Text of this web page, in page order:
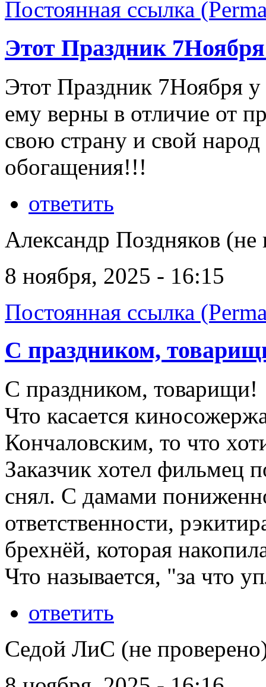
Постоянная ссылка
Этот Праздник
Этот Праздник 7Ноября
ему верны в отличие от
свою страну и свой народ
обогащения!!!
ответить
Александр Поздняков (не
8 ноября, 2025 - 16:15
Постоянная ссылка
С праздником,
С праздником, товарищи!
Что касается
Кончаловским, то что
Заказчик хотел фильмец
снял. С дамами
ответственности,
брехнёй, которая
Что называется, "за что
ответить
Седой ЛиС (не